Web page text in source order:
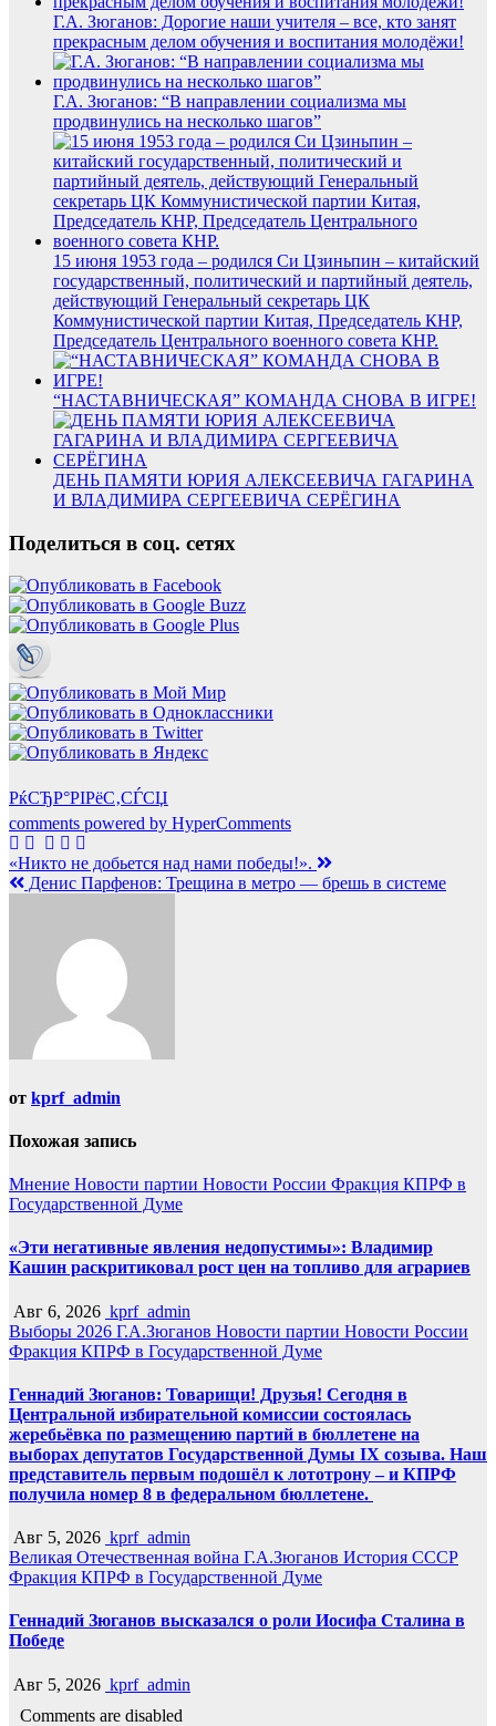
Г.А. Зюганов: Дорогие наши учителя – все, кто занят
прекрасным делом обучения и воспитания молодёжи!
Г.А. Зюганов: “В направлении социализма мы
продвинулись на несколько шагов”
15 июня 1953 года – родился Си Цзиньпин – китайский
государственный, политический и партийный деятель,
действующий Генеральный секретарь ЦК
Коммунистической партии Китая, Председатель КНР,
Председатель Центрального военного совета КНР.
“НАСТАВНИЧЕСКАЯ” КОМАНДА СНОВА В ИГРЕ!
ДЕНЬ ПАМЯТИ ЮРИЯ АЛЕКСЕЕВИЧА ГАГАРИНА
И ВЛАДИМИРА СЕРГЕЕВИЧА СЕРЁГИНА
Поделиться в соц. сетях
РќСЂР°РІРёС‚СЃСЏ
comments powered by HyperComments
Навигация
по
«Никто не добьется над нами победы!».
Денис Парфенов: Трещина в метро — брешь в системе
от kprf_admin
Похожая запись
Мнение Новости партии Новости России Фракция КПРФ в
Государственной Думе
«Эти негативные явления недопустимы»: Владимир
Кашин раскритиковал рост цен на топливо для аграриев
Авг 6, 2026 kprf_admin
Выборы 2026 Г.А.Зюганов Новости партии Новости России
Фракция КПРФ в Государственной Думе
Геннадий Зюганов: Товарищи! Друзья! Сегодня в
Центральной избирательной комиссии состоялась
жеребьёвка по размещению партий в бюллетене на
выборах депутатов Государственной Думы IX созыва. Наш
представитель первым подошёл к лототрону – и КПРФ
получила номер 8 в федеральном бюллетене.
Авг 5, 2026 kprf_admin
Великая Отечественная война Г.А.Зюганов История СССР
Фракция КПРФ в Государственной Думе
Геннадий Зюганов высказался о роли Иосифа Сталина в
Победе
Авг 5, 2026 kprf_admin
Comments are disabled